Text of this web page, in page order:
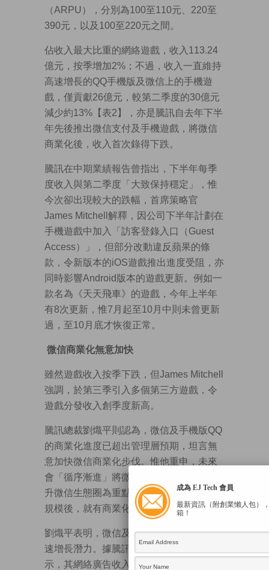
（ARPU），分別為100至110元、220至
390元，以及100至220元之間。
佔收入最大比重的網絡遊戲，收入113.24
億元，按季增加2%；不過，收入一直維持
高速增長的QQ手機版及微信上的手機遊
戲，僅貢獻26億元，較第二季度的30億元
減少約13%【表2】，亦是騰訊自去年下半
年先後推出微信支付及手機遊戲，將微信
商業化後，收入首次錄得下跌。
騰訊在中期業績報告曾指出，下半年每季
度收入與第二季度「大致保持穩定」，惟
今次卻出現較大的跌幅，首席策略官
James Mitchell解釋，因公司下半年計劃在
手機遊戲中加入「訪客登錄入口（Guest
Access）」，但部分改動違反蘋果的條
款，令新版本的iOS遊戲推出進度受阻，亦
同時影響Android版本的遊戲更新。例如一
款名為《天天飛車》的遊戲，今年上半年
有8次更新，惟7月起至10月中則未曾更新
過，至10月底才恢復正常。
微信商業化無意加快
雖然遊戲收入按季下跌，但James Mitchell
強調，於第三季引入多個第三方遊戲，令
遊戲分發收入創季度新高。
騰訊總裁劉熾平則認為，微信及手機版QQ
的商業化進度已超出管理層預期，坦言無
意加快微信商業化步伐。惟他重申，未來
會「循序漸進」將微信商業化，目前以提
升微信生態圈為重點，待取得具領導性的
規模後，就有商業化的潛力。
劉熾平表明，微信及QQ空間的廣告亦有快
速增長潛力。據騰訊第三季業績資料顯
示，其網絡廣告收入為24.4億元，按季增
成為 EJ Tech 會員
最新資訊（附創業懶人包）
箱！